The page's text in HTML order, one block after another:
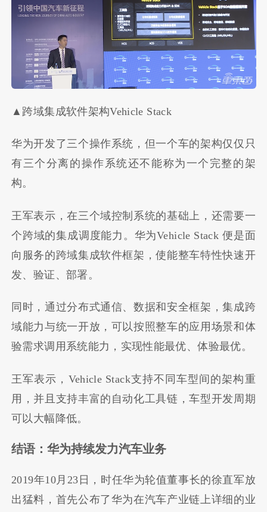
▲跨域集成软件架构Vehicle Stack
华为开发了三个操作系统，但一个车的架构仅仅只
有三个分离的操作系统还不能称为一个完整的架
构。
王军表示，在三个域控制系统的基础上，还需要一
个跨域的集成调度能力。华为Vehicle Stack 便是面
向服务的跨域集成软件框架，使能整车特性快速开
发、验证、部署。
同时，通过分布式通信、数据和安全框架，集成跨
域能力与统一开放，可以按照整车的应用场景和体
验需求调用系统能力，实现性能最优、体验最优。
王军表示，Vehicle Stack支持不同车型间的架构重
用，并且支持丰富的自动化工具链，车型开发周期
可以大幅降低。
结语：华为持续发力汽车业务
2019年10月23日，时任华为轮值董事长的徐直军放
出猛料，首先公布了华为在汽车产业链上详细的业